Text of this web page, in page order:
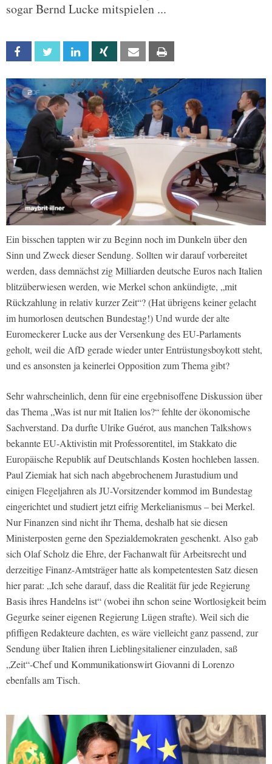
sogar Bernd Lucke mitspielen ...
Facebook Twitter Linkedin Xing Email
Ein bisschen tappten wir zu Beginn noch im Dunkeln über den
Sinn und Zweck dieser Sendung. Sollten wir darauf vorbereitet
werden, dass demnächst zig Milliarden deutsche Euros nach Italien
blitzüberwiesen werden, wie Merkel schon ankündigte, „mit
Rückzahlung in relativ kurzer Zeit“? (Hat übrigens keiner gelacht
im humorlosen deutschen Bundestag!) Und wurde der alte
Euromeckerer Lucke aus der Versenkung des EU-Parlaments
geholt, weil die AfD gerade wieder unter Entrüstungsboykott steht,
und es ansonsten ja keinerlei Opposition zum Thema gibt?
Sehr wahrscheinlich, denn für eine ergebnisoffene Diskussion über
das Thema „Was ist nur mit Italien los?“ fehlte der ökonomische
Sachverstand. Da durfte Ulrike Guérot, aus manchen Talkshows
bekannte EU-Aktivistin mit Professorentitel, im Stakkato die
Europäische Republik auf Deutschlands Kosten hochleben lassen.
Paul Ziemiak hat sich nach abgebrochenem Jurastudium und
einigen Flegeljahren als JU-Vorsitzender kommod im Bundestag
eingerichtet und studiert jetzt eifrig Merkelianismus – bei Merkel.
Nur Finanzen sind nicht ihr Thema, deshalb hat sie diesen
Ministerposten gerne den Spezialdemokraten geschenkt. Also gab
sich Olaf Scholz die Ehre, der Fachanwalt für Arbeitsrecht und
derzeitige Finanz-Amtsträger hatte als kompetentesten Satz diesen
hier parat: „Ich sehe darauf, dass die Realität für jede Regierung
Basis ihres Handelns ist“ (wobei ihn schon seine Wortlosigkeit beim
Gegurke seiner eigenen Regierung Lügen strafte). Weil sich die
pfiffigen Redakteure dachten, es wäre vielleicht ganz passend, zur
Sendung über Italien ihren Lieblingsitaliener einzuladen, saß
„Zeit“-Chef und Kommunikationswirt Giovanni di Lorenzo
ebenfalls am Tisch.